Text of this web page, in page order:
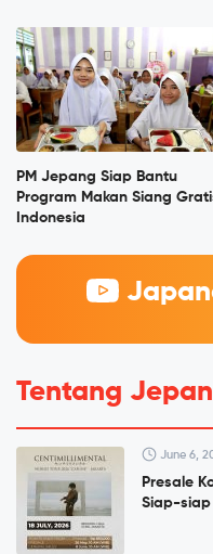
PM Jepang Siap Bantu
Program Makan Siang
Indonesia
Tentang
June 6,
Presale
Siap-siap